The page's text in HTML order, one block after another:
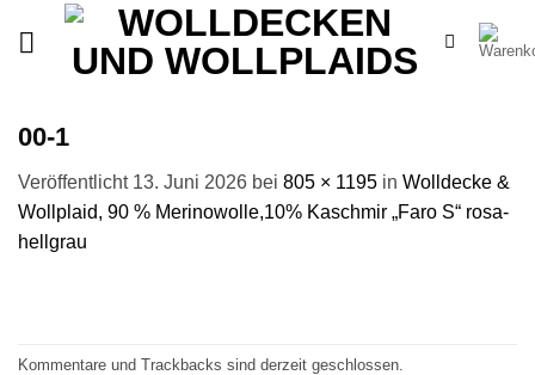
00-1
Veröffentlicht 13. Juni 2026 bei 805 × 1195 in Wolldecke &
Wollplaid, 90 % Merinowolle,10% Kaschmir „Faro S“ rosa-
hellgrau
Kommentare und Trackbacks sind derzeit geschlossen.